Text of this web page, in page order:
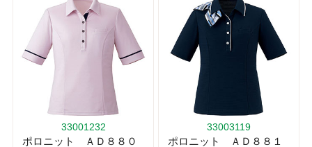
33001232
ポロニット ＡＤ８８０
33003119
ポロニット ＡＤ８８１